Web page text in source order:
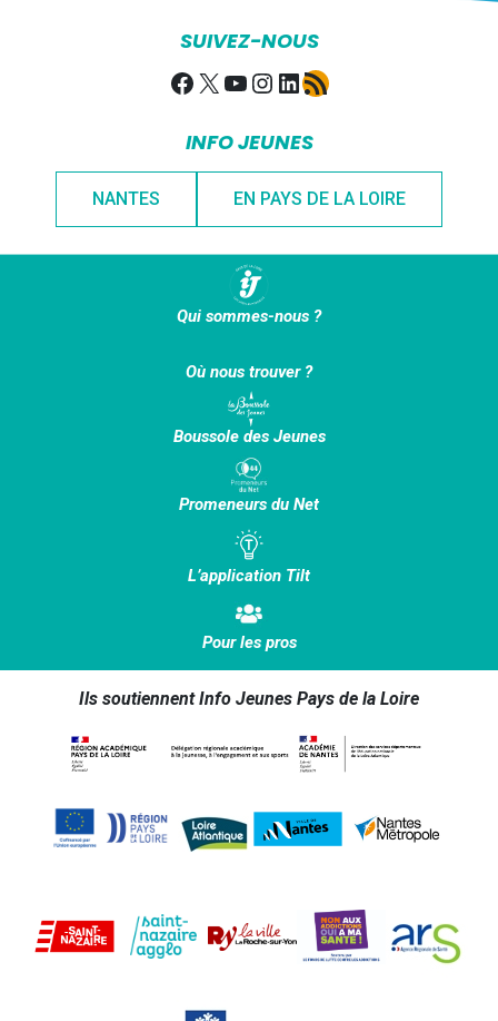
SUIVEZ-NOUS
Facebook
X YouTube
Instagram
LinkedIn
Flux RSS
INFO JEUNES
NANTES EN PAYS DE LA LOIRE
Qui sommes-nous ?
Où nous trouver ?
Boussole des Jeunes
Promeneurs du Net
L’application Tilt
Pour les pros
Ils soutiennent Info Jeunes Pays de la Loire